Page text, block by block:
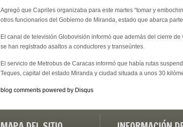
Agregó que Capriles organizaba para este martes “tomar y
otros funcionarios del Gobierno de Miranda, estado que abarca
El canal de televisión Globovisión informó que además del cierre
se han registrado asaltos a conductores y transeúntes.
El servicio de Metrobus de Caracas informó que había rutas
Teques, capital del estado Miranda y ciudad situada a unos 30
blog comments powered by Disqus